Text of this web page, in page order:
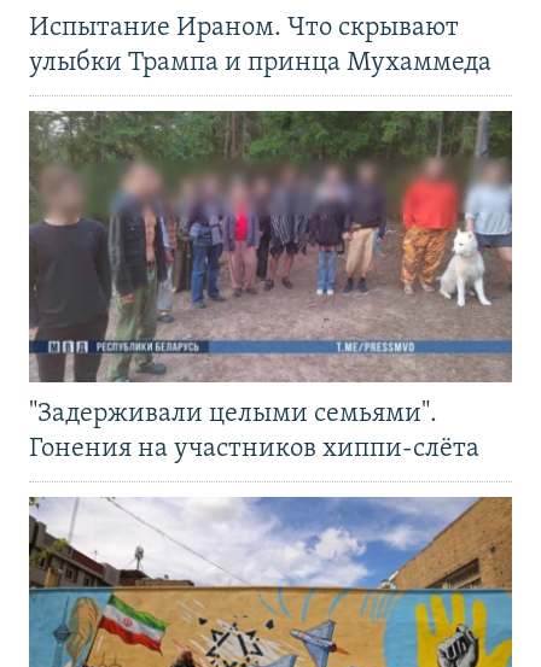
Испытание Ираном. Что скрывают
улыбки Трампа и принца Мухаммеда
"Задерживали целыми семьями".
Гонения на участников хиппи-слёта